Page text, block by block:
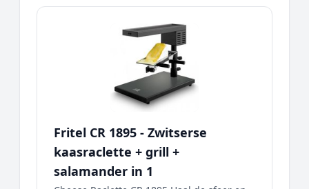
Fritel CR 1895 - Zwitserse
kaasraclette + grill +
salamander in 1